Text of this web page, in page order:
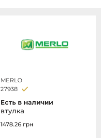
MERLO
27938
Есть в наличии
втулка
1478.26 грн